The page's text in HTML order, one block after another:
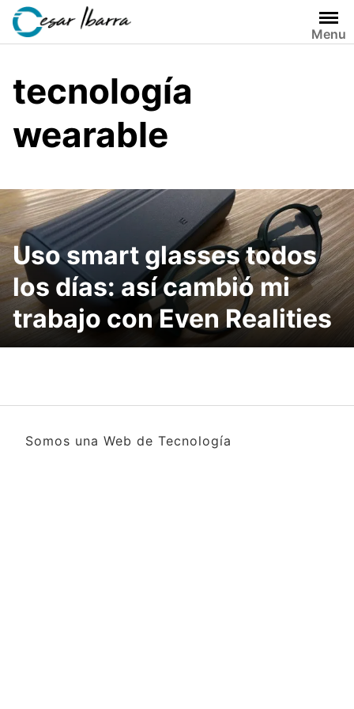
Skip
content
Menu
tecnología
wearable
Uso smart glasses todos
los días: así cambió mi
trabajo con Even Realities
Somos una Web de Tecnología